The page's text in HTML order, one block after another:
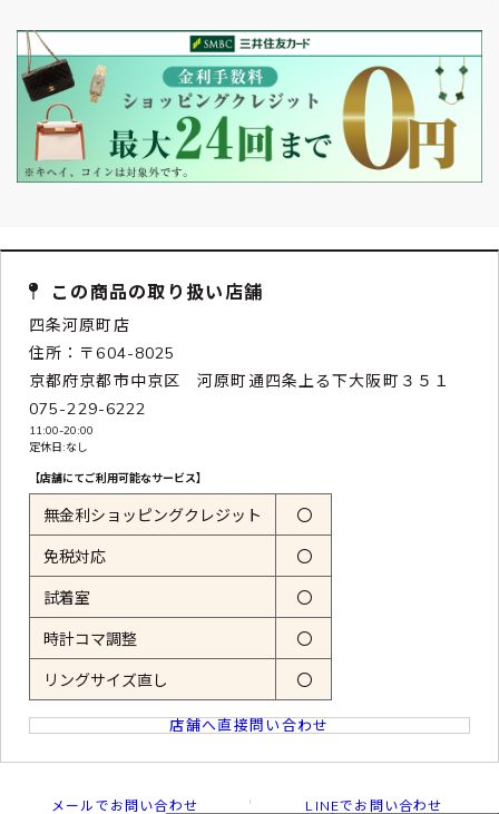
この商品の取り扱い店舗
四条河原町店
住所：〒604-8025
京都府京都市中京区 河原町通四条上る下大阪町３５１
075-229-6222
11:00-20:00
定休日:なし
【店舗にてご利用可能なサービス】
無金利ショッピングクレジット 〇
免税対応 〇
試着室 〇
時計コマ調整 〇
リングサイズ直し 〇
店舗へ直接問い合わせ
メールでお問い合わせ LINEでお問い合わせ